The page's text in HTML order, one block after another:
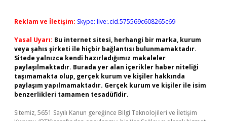
Reklam ve İletişim: Skype: live:.cid.575569c608265c69
Yasal Uyarı: Bu internet sitesi, herhangi bir marka, kurum
veya şahıs şirketi ile hiçbir bağlantısı bulunmamaktadır.
Sitede yalnızca kendi hazırladığımız makaleler
paylaşılmaktadır. Burada yer alan içerikler haber niteliği
taşımamakta olup, gerçek kurum ve kişiler hakkında
paylaşım yapılmamaktadır. Gerçek kurum ve kişiler ile isim
benzerlikleri tamamen tesadüfidir.
Sitemiz, 5651 Sayılı Kanun gereğince Bilgi Teknolojileri ve İletişim